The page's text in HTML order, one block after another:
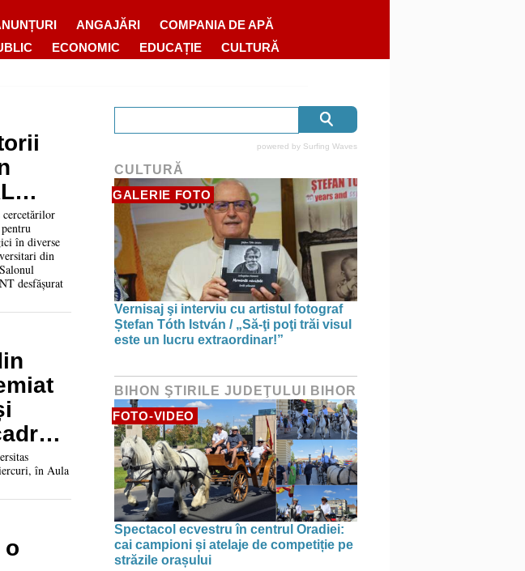
ANGAJĂRI
COMPANIA DE APĂ
ECONOMIC EDUCAȚIE CULTURĂ
cercetărilor
în diverse
din
desfășurat
în în Aula
o
powered by Surfing Waves
CULTURĂ
GALERIE FOTO
Vernisaj şi interviu cu artistul fotograf
Ștefan Tóth István / „Să-ţi poţi trăi visul
este un lucru extraordinar!”
BIHON ŞTIRILE JUDEŢULUI BIHOR
FOTO-VIDEO
Spectacol ecvestru în centrul Oradiei:
cai campioni și atelaje de competiție pe
străzile orașului